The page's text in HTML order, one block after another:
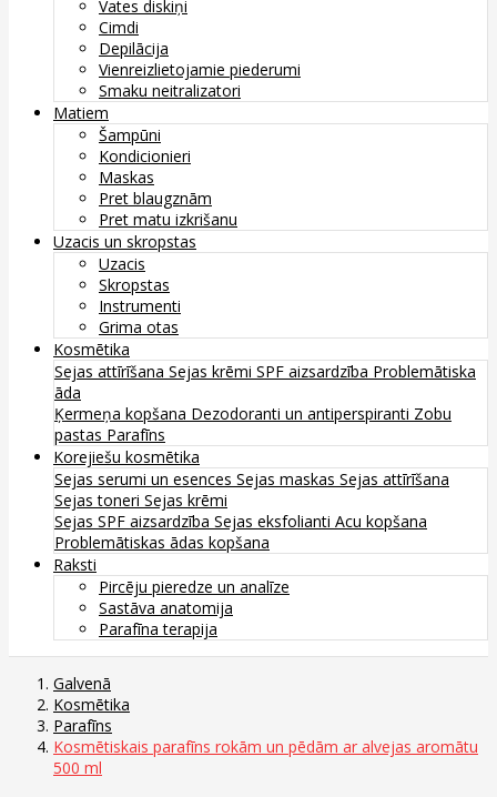
Vates diskiņi
Cimdi
Depilācija
Vienreizlietojamie piederumi
Smaku neitralizatori
Matiem
Šampūni
Kondicionieri
Maskas
Pret blaugznām
Pret matu izkrišanu
Uzacis un skropstas
Uzacis
Skropstas
Instrumenti
Grima otas
Kosmētika
Sejas attīrīšana Sejas krēmi SPF aizsardzība Problemātiska
āda
Ķermeņa kopšana Dezodoranti un antiperspiranti Zobu
pastas Parafīns
Korejiešu kosmētika
Sejas serumi un esences Sejas maskas Sejas attīrīšana
Sejas toneri Sejas krēmi
Sejas SPF aizsardzība Sejas eksfolianti Acu kopšana
Problemātiskas ādas kopšana
Raksti
Pircēju pieredze un analīze
Sastāva anatomija
Parafīna terapija
Galvenā
Kosmētika
Parafīns
Kosmētiskais parafīns rokām un pēdām ar alvejas aromātu
500 ml